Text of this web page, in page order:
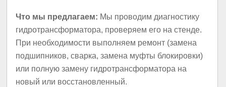
Что мы предлагаем: Мы проводим диагностику
гидротрансформатора, проверяем его на стенде.
При необходимости выполняем ремонт (замена
подшипников, сварка, замена муфты блокировки)
или полную замену гидротрансформатора на
новый или восстановленный.